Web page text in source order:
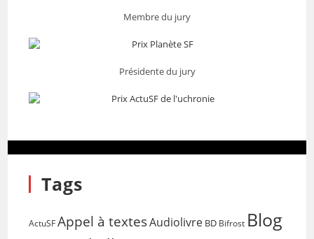
Membre du jury
Présidente du jury
Tags
ActuSF Appel à textesAudiolivre BD Bifrost Blog